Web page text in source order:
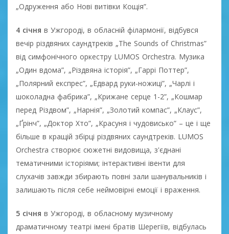
„Одруження або Нові витівки Кощія”.
4 січня в Ужгороді, в обласній філармонії, відбувся
вечір різдвяних саундтреків „The Sounds of Christmas”
від симфонічного оркестру LUMOS Orchestra. Музика
„Один вдома”, „Різдвяна історія”, „Гаррі Поттер”,
„Полярний експрес”, „Едвард руки-ножиці”, „Чарлі і
шоколадна фабрика”, „Крижане серце 1-2”, „Кошмар
перед Різдвом”, „Нарнія”, „Золотий компас”, „Клаус”,
„Ґрінч”, „Доктор Хто”, „Красуня і чудовисько” – це і ще
більше в кращій збірці різдвяних саундтреків. LUMOS
Orchestra створює сюжетні видовища, з'єднані
тематичними історіями; інтерактивні івенти для
слухачів завжди збирають повні зали шанувальників і
залишають після себе неймовірні емоції і враження.
5 січня в Ужгороді, в обласному музичному
драматичному театрі імені братів Шерегіїв, відбулась